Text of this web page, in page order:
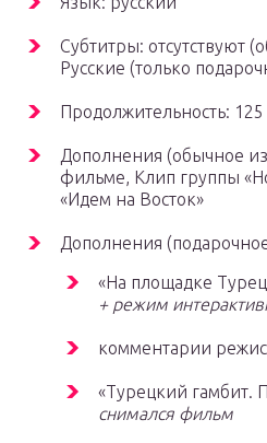
Субтитры: отсутствуют
Русские (только
Продолжительность:
Дополнения (обычное
фильме, Клип группы
«Идем на Восток»
Дополнения
«На площадке
+ режим
комментарии
«Турецкий гамбит.
снимался фильм